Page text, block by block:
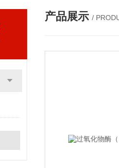
产品展示 /